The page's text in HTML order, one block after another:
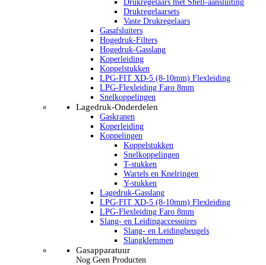
Drukregelaars met Shell-aansluiting
Drukregelaarsets
Vaste Drukregelaars
Gasafsluiters
Hogedruk-Filters
Hogedruk-Gasslang
Koperleiding
Koppelstukken
LPG-FIT XD-5 (8-10mm) Flexleiding
LPG-Flexleiding Faro 8mm
Snelkoppelingen
Lagedruk-Onderdelen
Gaskranen
Koperleiding
Koppelingen
Koppelstukken
Snelkoppelingen
T-stukken
Wartels en Knelringen
Y-stukken
Lagedruk-Gasslang
LPG-FIT XD-5 (8-10mm) Flexleiding
LPG-Flexleiding Faro 8mm
Slang- en Leidingaccessoires
Slang- en Leidingbeugels
Slangklemmen
Gasapparatuur
Nog Geen Producten